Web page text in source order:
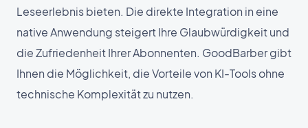
Leseerlebnis bieten. Die direkte Integration in eine
native Anwendung steigert Ihre Glaubwürdigkeit und
die Zufriedenheit Ihrer Abonnenten. GoodBarber gibt
Ihnen die Möglichkeit, die Vorteile von KI-Tools ohne
technische Komplexität zu nutzen.